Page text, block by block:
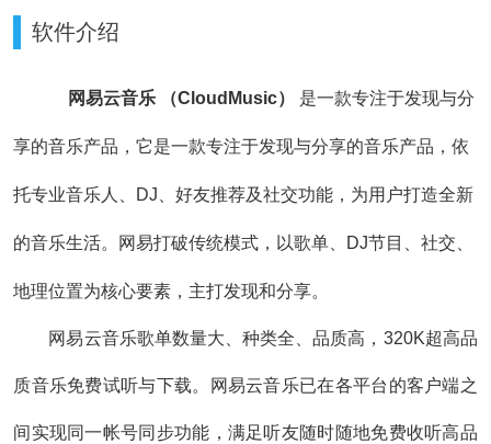
软件介绍
网易云音乐 （CloudMusic） 是一款专注于发现与分
享的音乐产品，它是一款专注于发现与分享的音乐产品，依
托专业音乐人、DJ、好友推荐及社交功能，为用户打造全新
的音乐生活。网易打破传统模式，以歌单、DJ节目、社交、
地理位置为核心要素，主打发现和分享。
网易云音乐歌单数量大、种类全、品质高，320K超高品
质音乐免费试听与下载。网易云音乐已在各平台的客户端之
间实现同一帐号同步功能，满足听友随时随地免费收听高品